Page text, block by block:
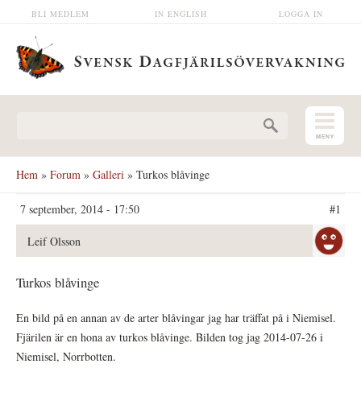
Hoppa till huvudinnehåll LOGGA IN
IN ENGLISH
BLI MEDLEM
Hem » Forum » Galleri » Turkos blåvinge
7 september, 2014 - 17:50 #1
Leif Olsson
Turkos blåvinge
En bild på en annan av de arter blåvingar jag har träffat på i Niemisel.
Fjärilen är en hona av turkos blåvinge. Bilden tog jag 2014-07-26 i
Niemisel, Norrbotten.